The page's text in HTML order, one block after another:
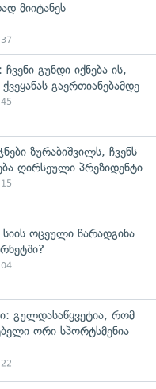
მიიტანეს
გუნდი იქნება ის,
ქვეყანას გაერთიანებამდე
ზურაბიშვილს, ჩვენს
ღირსეული პრეზიდენტი
სიის ოცეული წარადგინა
გულდასაწყვეტია, რომ
ორი სპორტსმენია